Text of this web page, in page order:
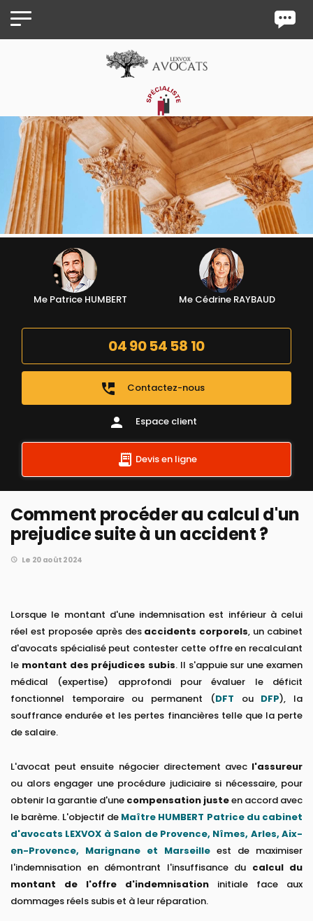
Me Patrice HUMBERT Me Cédrine RAYBAUD
04 90 54 58 10
perm_phone_msg Contactez-nous
person Espace client
Devis en ligne
Comment procéder au calcul d'un
prejudice suite à un accident ?
Le 20 août 2024
Lorsque le montant d'une indemnisation est inférieur à celui
réel est proposée après des accidents corporels, un cabinet
d'avocats spécialisé peut contester cette offre en recalculant
le montant des préjudices subis. Il s'appuie sur une examen
médical (expertise) approfondi pour évaluer le déficit
fonctionnel temporaire ou permanent (DFT ou DFP), la
souffrance endurée et les pertes financières telle que la perte
de salaire.
L'avocat peut ensuite négocier directement avec l'assureur
ou alors engager une procédure judiciaire si nécessaire, pour
obtenir la garantie d'une compensation justeen accord avec
le barème. L'objectif de Maître HUMBERT Patrice du cabinet
d'avocats LEXVOX à Salon de Provence, Nîmes, Arles, Aix-
en-Provence, Marignane et Marseille est de maximiser
l'indemnisation en démontrant l'insuffisance du calcul du
montant de l'offre d'indemnisation initiale face aux
dommages réels subis et à leur réparation.